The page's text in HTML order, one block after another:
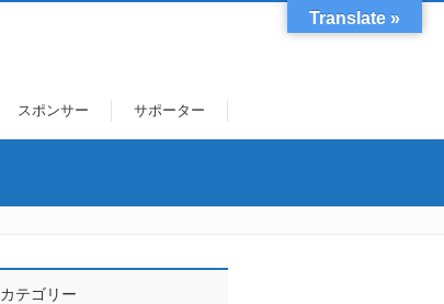
スポンサー サポーター
カテゴリー
Translate »